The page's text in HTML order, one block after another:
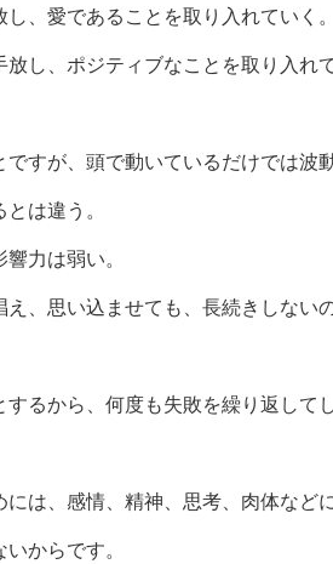
、愛であることを取り入れていく。
し、ポジティブなことを取り入れ
すが、頭で動いているだけでは波
は違う。
力は弱い。
え、思い込ませても、長続きしない
るから、何度も失敗を繰り返して
には、感情、精神、思考、肉体など
からです。